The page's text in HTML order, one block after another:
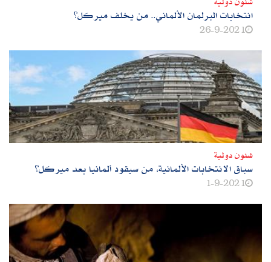
انتخابات البرلمان الألماني.. من يخلف ميركل؟
26-9-2021
شئون دولية
سباق الانتخابات الألمانية، من سيقود ألمانيا بعد ميركل؟
1-9-2021